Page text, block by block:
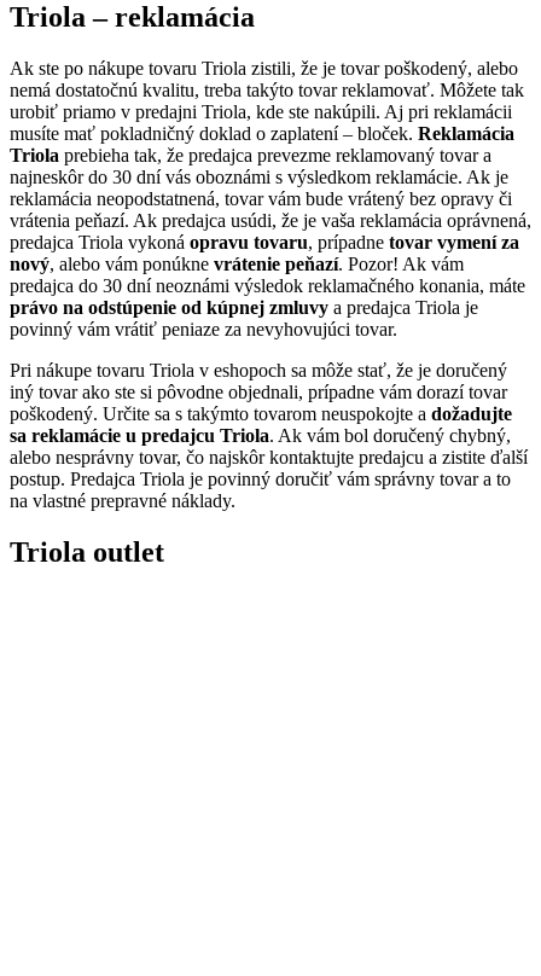
Triola – reklamácia
Ak ste po nákupe tovaru Triola zistili, že je tovar poškodený, alebo
nemá dostatočnú kvalitu, treba takýto tovar reklamovať. Môžete tak
urobiť priamo v predajni Triola, kde ste nakúpili. Aj pri reklamácii
musíte mať pokladničný doklad o zaplatení – bloček. Reklamácia
Triola prebieha tak, že predajca prevezme reklamovaný tovar a
najneskôr do 30 dní vás oboznámi s výsledkom reklamácie. Ak je
reklamácia neopodstatnená, tovar vám bude vrátený bez opravy či
vrátenia peňazí. Ak predajca usúdi, že je vaša reklamácia oprávnená,
predajca Triola vykoná opravu tovaru, prípadne tovar vymení za
nový, alebo vám ponúkne vrátenie peňazí. Pozor! Ak vám
predajca do 30 dní neoznámi výsledok reklamačného konania, máte
právo na odstúpenie od kúpnej zmluvy a predajca Triola je
povinný vám vrátiť peniaze za nevyhovujúci tovar.
Pri nákupe tovaru Triola v eshopoch sa môže stať, že je doručený
iný tovar ako ste si pôvodne objednali, prípadne vám dorazí tovar
poškodený. Určite sa s takýmto tovarom neuspokojte a dožadujte
sa reklamácie u predajcu Triola. Ak vám bol doručený chybný,
alebo nesprávny tovar, čo najskôr kontaktujte predajcu a zistite ďalší
postup. Predajca Triola je povinný doručiť vám správny tovar a to
na vlastné prepravné náklady.
Triola outlet